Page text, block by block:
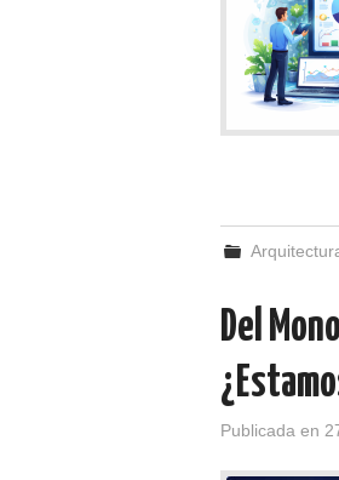
Del
Publicada en